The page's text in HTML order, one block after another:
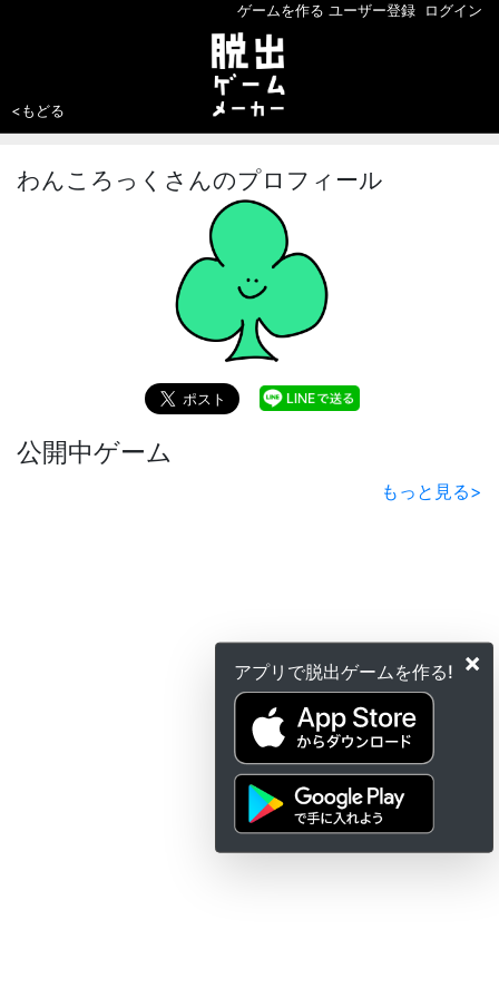
×
アプリで脱出ゲームを作る!
ゲームを作る ユーザー登録 ログイン
<もどる
わんころっくさんのプロフィール
公開中ゲーム
もっと見る>